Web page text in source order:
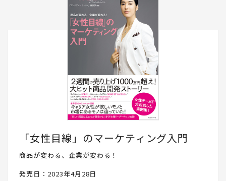
「女性目線」のマーケティング入門
商品が変わる、企業が変わる！
発売日：2023年4月28日